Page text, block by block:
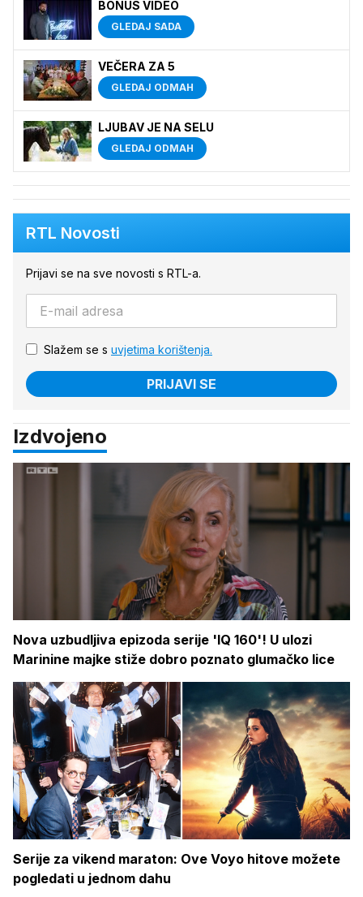
BONUS VIDEO
GLEDAJ SADA
VEČERA ZA 5
GLEDAJ ODMAH
LJUBAV JE NA SELU
GLEDAJ ODMAH
RTL Novosti
Prijavi se na sve novosti s RTL-a.
Slažem se s uvjetima korištenja.
PRIJAVI SE
Izdvojeno
Nova uzbudljiva epizoda serije 'IQ 160'! U ulozi
Marinine majke stiže dobro poznato glumačko lice
Serije za vikend maraton: Ove Voyo hitove možete
pogledati u jednom dahu